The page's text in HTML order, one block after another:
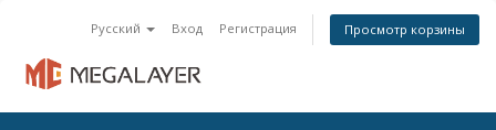
Русский Вход Регистрация Просмотр корзины